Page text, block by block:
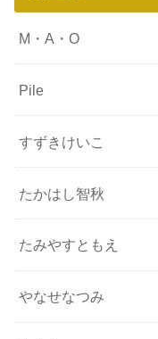
M・A・O
Pile
すずきけいこ
たかはし智秋
たみやすともえ
やなせなつみ